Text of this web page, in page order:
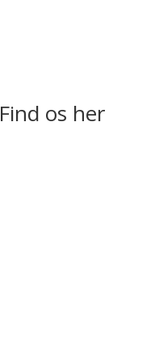
Find os her